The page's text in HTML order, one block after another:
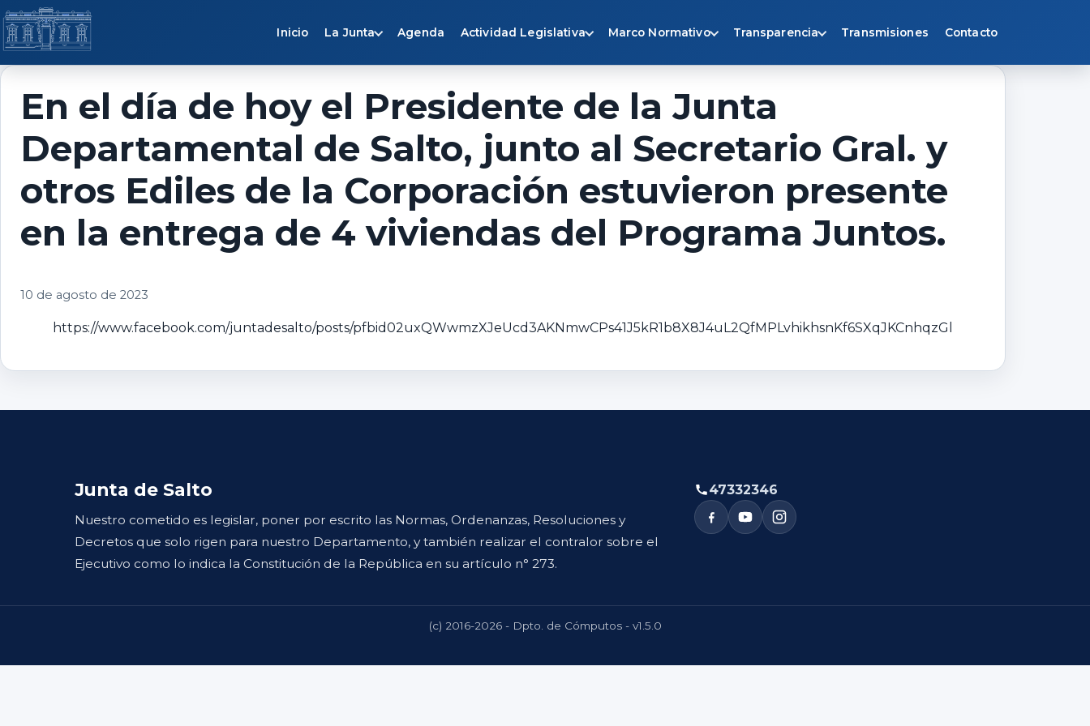
Saltar al contenido
Inicio La Junta Agenda Actividad Legislativa Marco Normativo Transparencia Transmisiones Contacto
En el día de hoy el Presidente de la Junta
Departamental de Salto, junto al Secretario Gral. y
otros Ediles de la Corporación estuvieron presente
en la entrega de 4 viviendas del Programa Juntos.
10 de agosto de 2023
https://www.facebook.com/juntadesalto/posts/pfbid02uxQWwmzXJeUcd3AKNmwCPs41J5kR1b8X8J4uL2QfMPLvhikhsnKf6SXqJKCnhqzGl
Junta de Salto
Nuestro cometido es legislar, poner por escrito las Normas, Ordenanzas, Resoluciones y
Decretos que solo rigen para nuestro Departamento, y también realizar el contralor sobre el
Ejecutivo como lo indica la Constitución de la República en su artículo n° 273.
47332346
(c) 2016-2026 - Dpto. de Cómputos - v1.5.0